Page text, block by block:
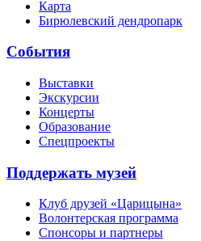
Карта
Бирюлевский дендропарк
События
Выставки
Экскурсии
Концерты
Образование
Спецпроекты
Поддержать музей
Клуб друзей «Царицына»
Волонтерская программа
Спонсоры и партнеры